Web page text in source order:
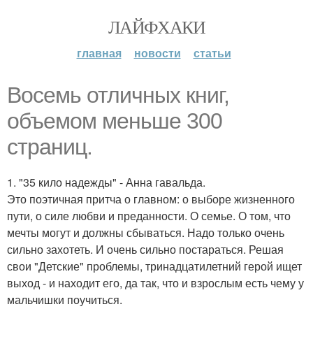
ЛАЙФХАКИ
главная новости статьи
Восемь отличных книг,
объемом меньше 300
страниц.
1. "35 кило надежды" - Анна гавальда.
Это поэтичная притча о главном: о выборе жизненного
пути, о силе любви и преданности. О семье. О том, что
мечты могут и должны сбываться. Надо только очень
сильно захотеть. И очень сильно постараться. Решая
свои "Детские" проблемы, тринадцатилетний герой ищет
выход - и находит его, да так, что и взрослым есть чему у
мальчишки поучиться.